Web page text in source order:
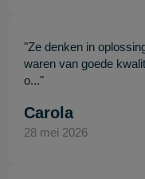
"Ze denken in
waren van goede
o..."
Carola
28 mei 2026